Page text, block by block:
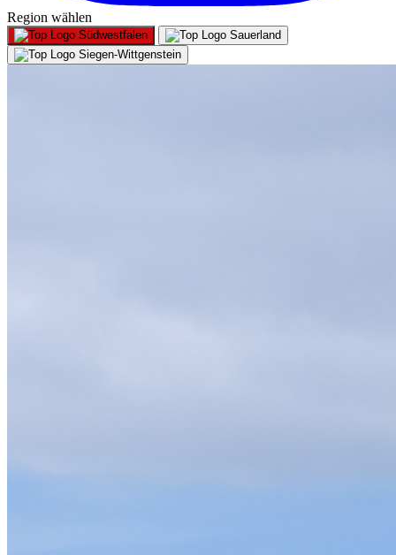
Region wählen
Südwestfalen
Sauerland
Siegen-Wittgenstein